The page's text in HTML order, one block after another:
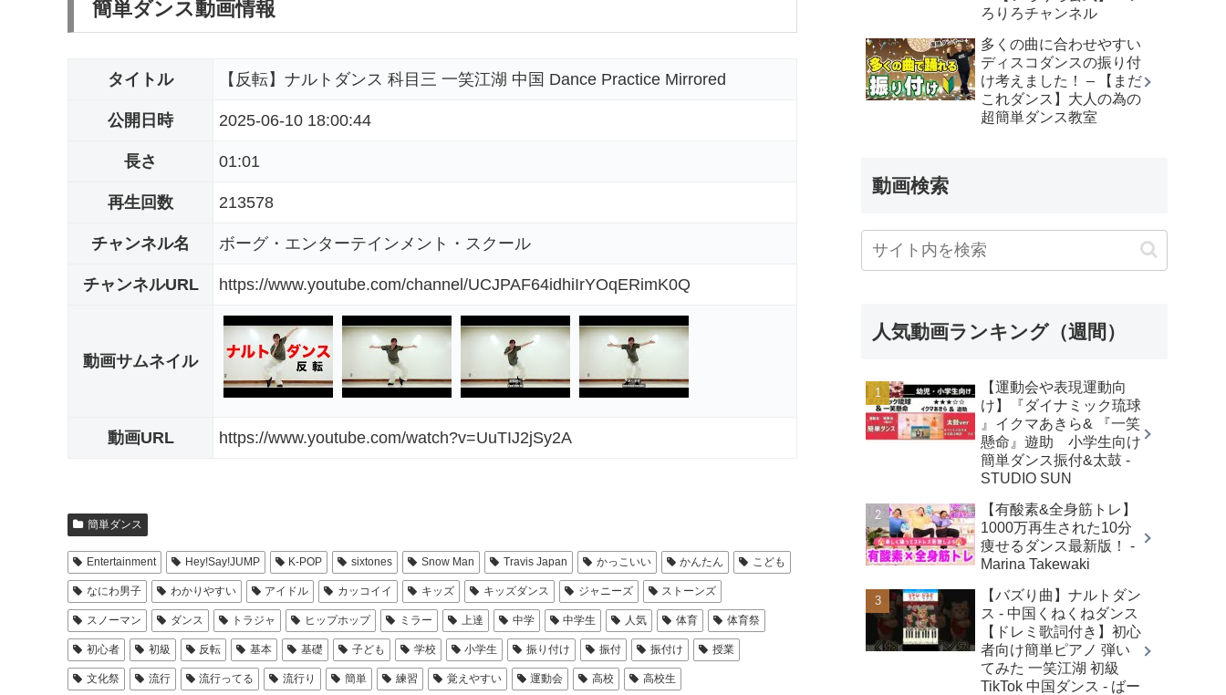
簡単ダンス動画情報
タイトル 【反転】ナルトダンス 科目三 一笑江湖 中国 Dance Practice Mirrored
公開日時 2025-06-10 18:00:44
長さ 01:01
再生回数 213578
チャンネル名 ボーグ・エンターテインメント・スクール
チャンネルURL https://www.youtube.com/channel/UCJPAF64idhiIrYOqERimK0Q
動画サムネイル
動画URL https://www.youtube.com/watch?v=UuTIJ2jSy2A
簡単ダンス
Entertainment Hey!Say!JUMP K-POP sixtones Snow Man Travis Japan かっこいい かんたん こども
なにわ男子 わかりやすい アイドル カッコイイ キッズ キッズダンス ジャニーズ ストーンズ
スノーマン ダンス トラジャ ヒップホップ ミラー 上達 中学 中学生 人気 体育 体育祭
初心者 初級 反転 基本 基礎 子ども 学校 小学生 振り付け 振付 振付け 授業
文化祭 流行 流行ってる 流行り 簡単 練習 覚えやすい 運動会 高校 高校生
ろりろチャンネル
多くの曲に合わせやすい
ディスコダンスの振り付
け考えました！ – 【まだ
これダンス】大人の為の
超簡単ダンス教室
動画検索
人気動画ランキング（週間）
【運動会や表現運動向
け】『ダイナミック琉球
』イクマあきら& 『一笑
懸命』遊助 小学生向け
簡単ダンス振付&太鼓 -
STUDIO SUN
【有酸素&全身筋トレ】
1000万再生された10分
痩せるダンス最新版！ -
Marina Takewaki
【バズり曲】ナルトダン
ス - 中国くねくねダンス
【ドレミ歌詞付き】初心
者向け簡単ピアノ 弾い
てみた 一笑江湖 初級
TikTok 中国ダンス - ばー